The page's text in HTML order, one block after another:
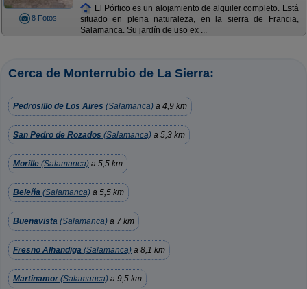
8 Fotos
El Pórtico es un alojamiento de alquiler completo. Está
situado en plena naturaleza, en la sierra de Francia,
Salamanca. Su jardín de uso ex ...
Cerca de Monterrubio de La Sierra:
Pedrosillo de Los Aires (Salamanca) a 4,9 km
San Pedro de Rozados (Salamanca) a 5,3 km
Morille (Salamanca) a 5,5 km
Beleña (Salamanca) a 5,5 km
Buenavista (Salamanca) a 7 km
Fresno Alhandiga (Salamanca) a 8,1 km
Martinamor (Salamanca) a 9,5 km